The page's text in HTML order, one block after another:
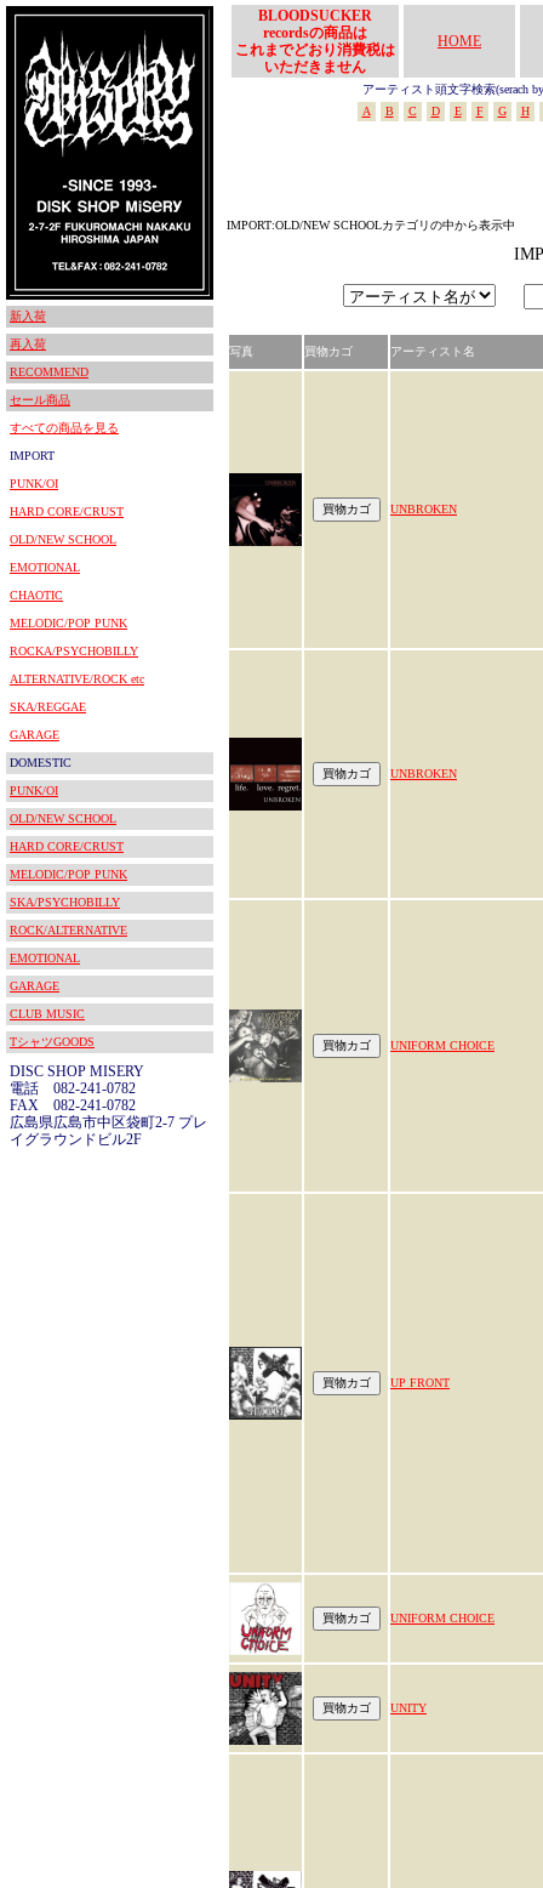
新入荷
再入荷
RECOMMEND
セール商品
すべての商品を見る
IMPORT
PUNK/OI
HARD CORE/CRUST
OLD/NEW SCHOOL
EMOTIONAL
CHAOTIC
MELODIC/POP PUNK
ROCKA/PSYCHOBILLY
ALTERNATIVE/ROCK etc
SKA/REGGAE
GARAGE
DOMESTIC
PUNK/OI
OLD/NEW SCHOOL
HARD CORE/CRUST
MELODIC/POP PUNK
SKA/PSYCHOBILLY
ROCK/ALTERNATIVE
EMOTIONAL
GARAGE
CLUB MUSIC
TシャツGOODS
DISC SHOP MISERY
電話 082-241-0782
FAX 082-241-0782
広島県広島市中区袋町2-7 プレ
イグラウンドビル2F
BLOODSUCKER
recordsの商品は
これまでどおり消費税は
いただきません
HOME
アーティスト頭文字検索(serach
A
B C D E F G H
IMPORT:OLD/NEW SCHOOLカテゴリの中から表示中
写真 買物カゴ アーティスト名
UNBROKEN
UNBROKEN
UNIFORM CHOICE
UP FRONT
UNIFORM CHOICE
UNITY